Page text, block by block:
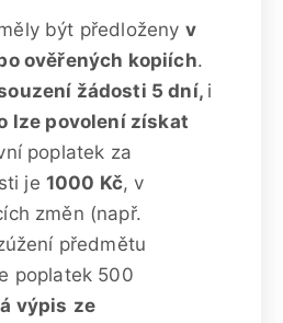
být předloženy v
ověřených kopiích.
žádosti 5 dní, i
lze povolení získat
poplatek za
je 1000 Kč, v
změn (např.
předmětu
poplatek 500
výpis ze